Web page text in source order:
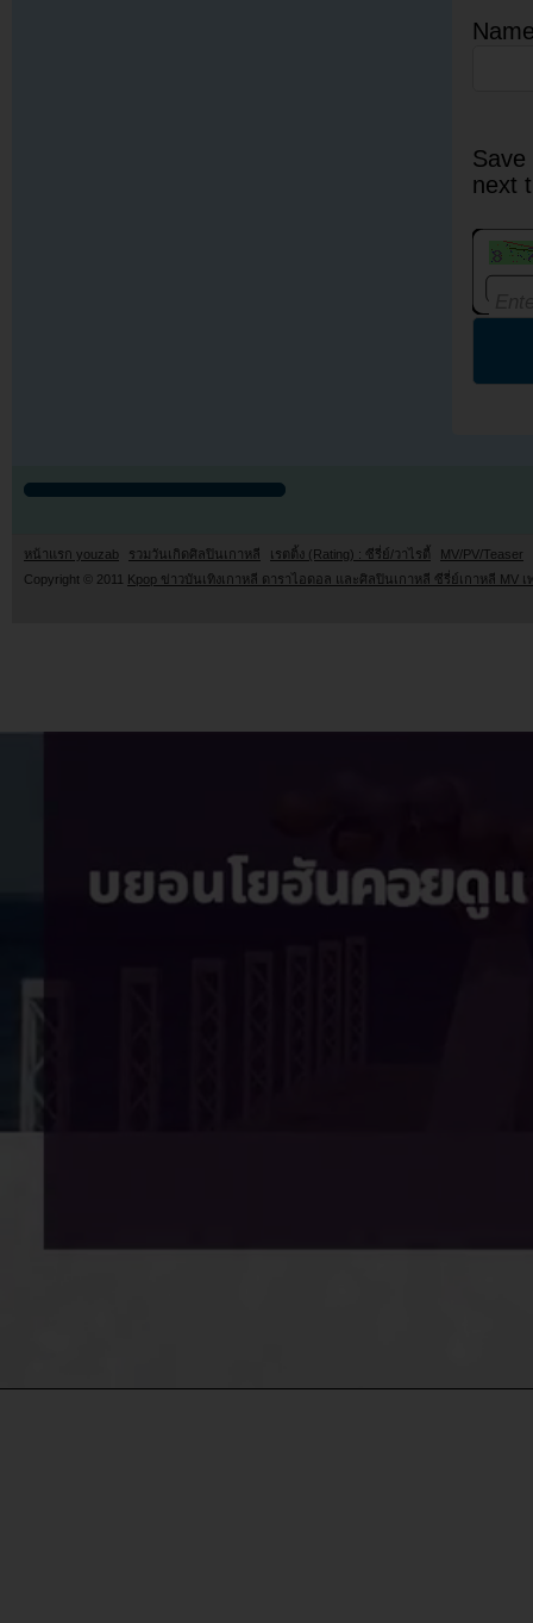
next
หน้าแรก youzab รวมวันเกิดศิลปินเกาหลี เรตติ้ง (Rating) : ซีรี่ย์/วาไรตี้
MV/PV/Teaser
Copyright © 2011 Kpop ข่าวบันเทิงเกาหลี ดาราไอดอล และศิลปินเกาหลี ซีรี่ย์เกาหลี MV